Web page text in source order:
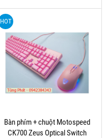
HOT
Bàn phím + chuột Motospeed
CK700 Zeus Optical Switch